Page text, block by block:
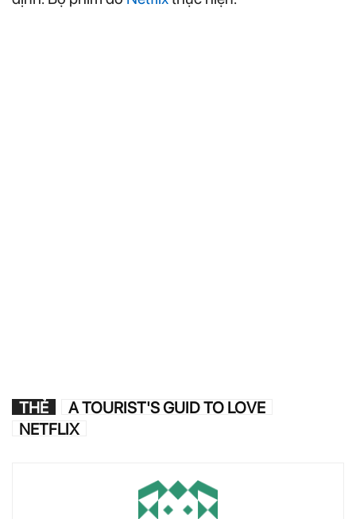
THẺ
A TOURIST'S GUID TO LOVE
NETFLIX